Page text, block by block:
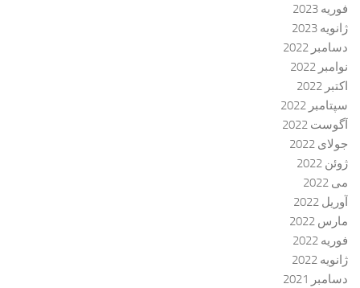
فوریه 2023
ژانویه 2023
دسامبر 2022
نوامبر 2022
اکتبر 2022
سپتامبر 2022
آگوست 2022
جولای 2022
ژوئن 2022
می 2022
آوریل 2022
مارس 2022
فوریه 2022
ژانویه 2022
دسامبر 2021